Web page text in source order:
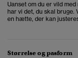
Uanset om du er vild
har vi det, du skal bruge.
en hætte, der kan
Størrelse og pasform